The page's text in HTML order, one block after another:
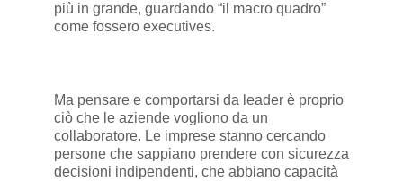
più in grande, guardando “il macro quadro”
come fossero executives.
Ma pensare e comportarsi da leader è proprio
ciò che le aziende vogliono da un
collaboratore. Le imprese stanno cercando
persone che sappiano prendere con sicurezza
decisioni indipendenti, che abbiano capacità